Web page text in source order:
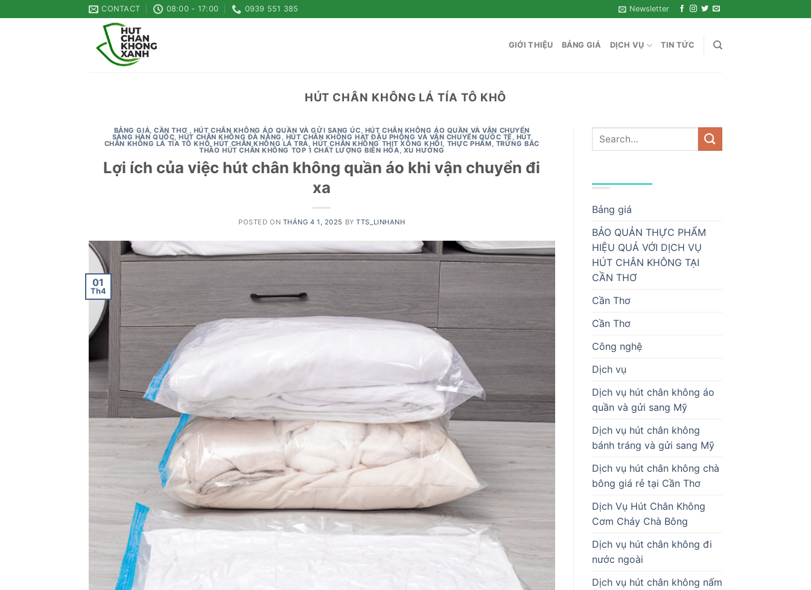
to
CONTACT 08:00 - 17:00 0939 551 385 Newsletter
GIỚI THIỆU BẢNG GIÁ DỊCH VỤ TIN TỨC
HÚT CHÂN KHÔNG LÁ TÍA TÔ KHÔ
BẢNG GIÁ,CẦN THƠ , HÚT CHÂN KHÔNG ÁO QUẦN VÀ GỬI SANG ÚC, HÚT CHÂN KHÔNG ÁO QUẦN VÀ VẬN CHUYỂN
SÀNG HÀN QUỐC,HÚT CHÂN KHÔNG ĐÀ NẴNG , HÚT CHÂN KHÔNG HẠT ĐẬU PHỘNG VÀ VẬN CHUYỂN QUỐC TẾ, HÚT
CHÂN KHÔNG LÁ TÍA TÔ KHÔ,HÚT CHÂN KHÔNG LÁ TRÀ,HÚT CHÂN KHÔNG THỊT XÔNG KHÓI, THỰC PHẨM, TRỨNG BẮC
THẢO HÚT CHÂN KHÔNG TOP 1 CHẤT LƯỢNG BIÊN HÒA, XU HƯỚNG
Lợi ích của việc hút chân không quần áo khi vận chuyển đi
xa
POSTED ON THÁNG 4 1, 2025 BYTTS_LINHANH
01
Th4
Bảng giá
BẢO QUẢN THỰC PHẨM
HIỆU QUẢ VỚI DỊCH VỤ
HÚT CHÂN KHÔNG TẠI
CẦN THƠ
Cần Thơ
Cần Thơ
Công nghệ
Dịch vụ
Dịch vụ hút chân không áo
quần và gửi sang Mỹ
Dịch vụ hút chân không
bánh tráng và gửi sang Mỹ
Dịch vụ hút chân không chà
bông giá rẻ tại Cần Thơ
Dịch Vụ Hút Chân Không
Cơm Cháy Chà Bông
Dịch vụ hút chân không đi
nước ngoài
Dịch vụ hút chân không nấm